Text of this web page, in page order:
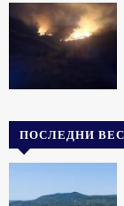
ПОСЛЕДНИ